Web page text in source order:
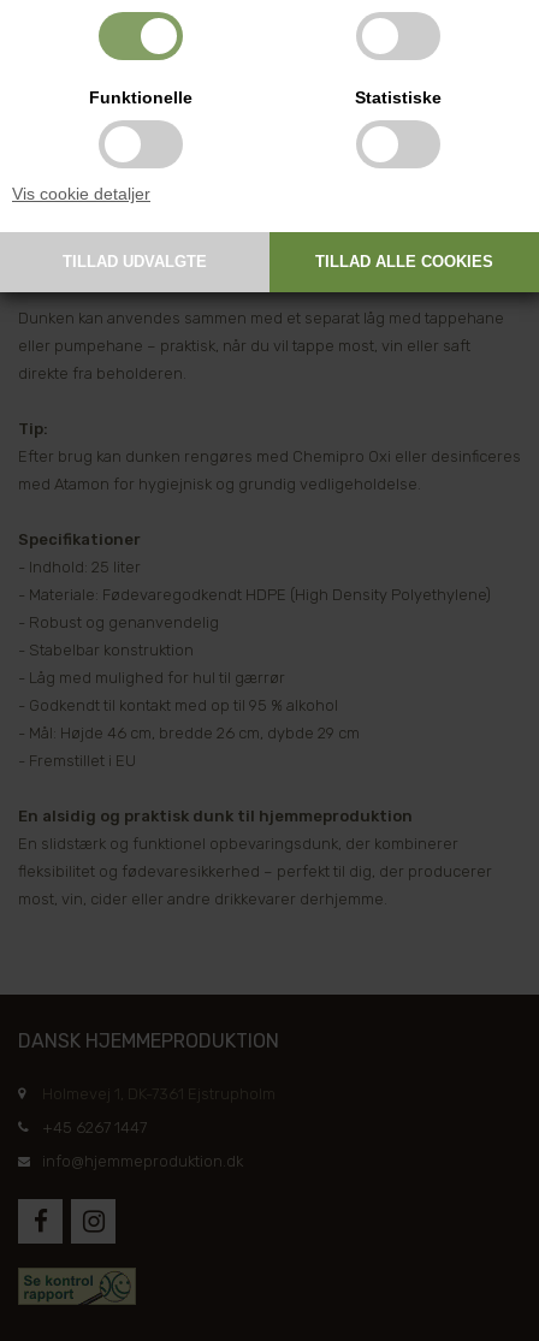
Funktionelle Statistiske
Vis cookie detaljer
Dunken er solid, holdbar og stabelbar, hvilket gør den praktisk i både
små og større produktioner. Den medfølgende lukkeprop kan bores,
som vinballon.
Alsidig dunk til mange formål
hvilket gør den velegnet til både saft, vin, cider, most, eddike og
spiritusbaserede produkter. Den tætsluttende lågkonstruktion
beskytter mod luft og bakterier, så indholdet forbliver friskt og sikkert.
Dunken kan anvendes sammen med et separat låg med tappehane
eller pumpehane – praktisk, når du vil tappe most, vin eller saft
direkte fra beholderen.
Tip:
Efter brug kan dunken rengøres med Chemipro Oxi eller desinficeres
med Atamon for hygiejnisk og grundig vedligeholdelse.
Specifikationer
- Indhold: 25 liter
- Materiale: Fødevaregodkendt HDPE (High Density Polyethylene)
- Robust og genanvendelig
- Stabelbar konstruktion
- Låg med mulighed for hul til gærrør
- Godkendt til kontakt med op til 95 % alkohol
- Mål: Højde 46 cm, bredde 26 cm, dybde 29 cm
- Fremstillet i EU
En alsidig og praktisk dunk til hjemmeproduktion
En slidstærk og funktionel opbevaringsdunk, der kombinerer
fleksibilitet og fødevaresikkerhed – perfekt til dig, der producerer
most, vin, cider eller andre drikkevarer derhjemme.
DANSK HJEMMEPRODUKTION
Holmevej 1, DK-7361 Ejstrupholm
+45 6267 1447
info@hjemmeproduktion.dk